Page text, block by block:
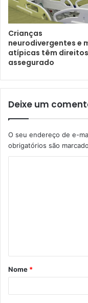
Crianças
neurodivergentes e
atípicas têm direitos
assegurado
Deixe um
O seu endereço de e-
obrigatórios são
Nome *